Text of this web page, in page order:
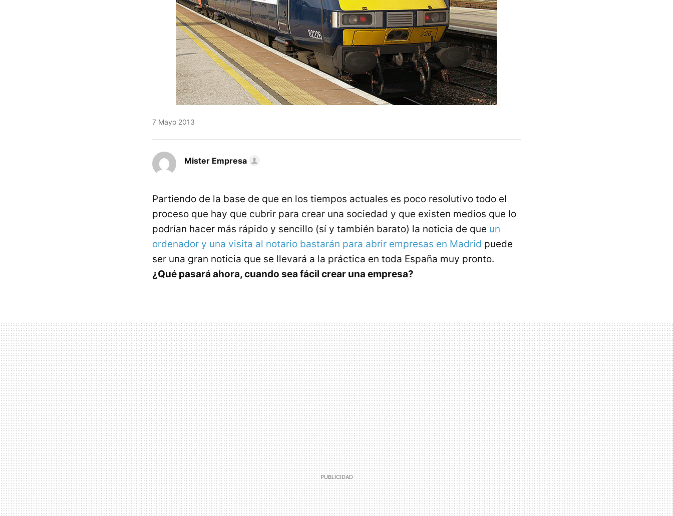
7 Mayo 2013
Mister Empresa
Partiendo de la base de que en los tiempos actuales es poco resolutivo todo el
proceso que hay que cubrir para crear una sociedad y que existen medios que lo
podrían hacer más rápido y sencillo (sí y también barato) la noticia de que un
ordenador y una visita al notario bastarán para abrir empresas en Madrid puede
ser una gran noticia que se llevará a la práctica en toda España muy pronto.
¿Qué pasará ahora, cuando sea fácil crear una empresa?